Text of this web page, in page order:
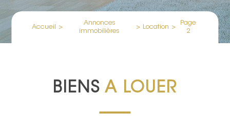
Accueil >
Annonces
immobilières
> Location >
Page
2
BIENS A LOUER